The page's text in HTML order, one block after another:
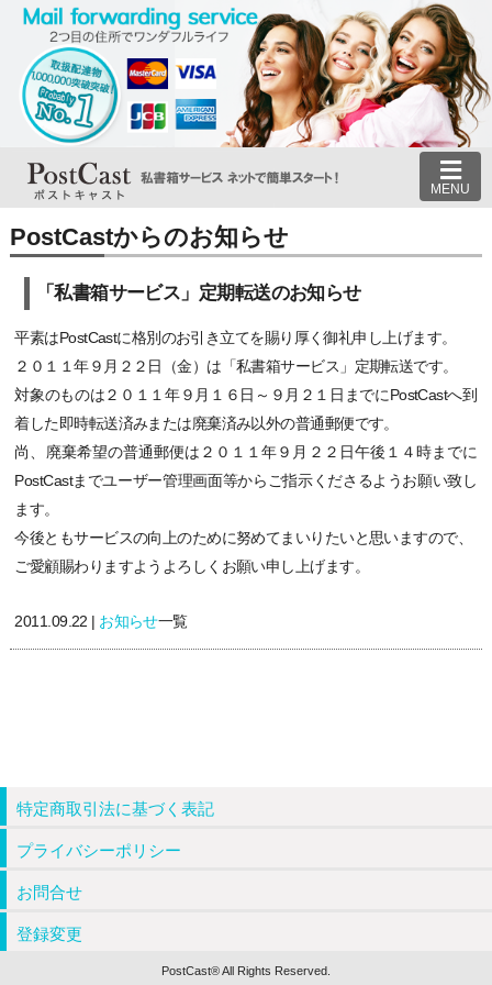
MENU
PostCastからのお知らせ
「私書箱サービス」定期転送のお知らせ
平素はPostCastに格別のお引き立てを賜り厚く御礼申し上げます。
２０１１年９月２２日（金）は「私書箱サービス」定期転送です。
対象のものは２０１１年９月１６日～９月２１日までにPostCastへ到
着した即時転送済みまたは廃棄済み以外の普通郵便です。
尚、廃棄希望の普通郵便は２０１１年９月２２日午後１４時までに
PostCastまでユーザー管理画面等からご指示くださるようお願い致し
ます。
今後ともサービスの向上のために努めてまいりたいと思いますので、
ご愛顧賜わりますようよろしくお願い申し上げます。
2011.09.22 | お知らせ一覧
特定商取引法に基づく表記
プライバシーポリシー
お問合せ
登録変更
PostCast® All Rights Reserved.